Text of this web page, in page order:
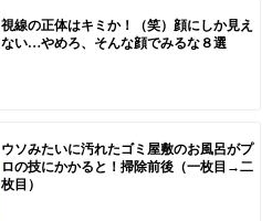
視線の正体はキミか！（笑）顔にしか見え
ない…やめろ、そんな顔でみるな８選
ウソみたいに汚れたゴミ屋敷のお風呂がプ
ロの技にかかると！掃除前後（一枚目→二
枚目）